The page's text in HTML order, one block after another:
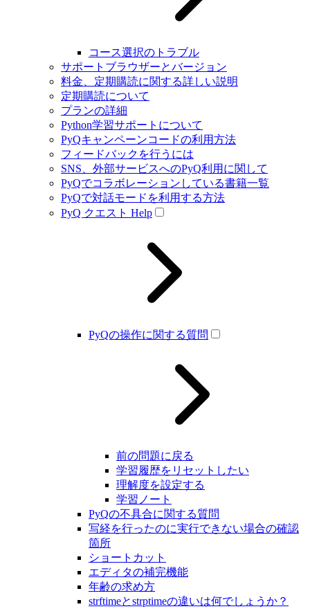
コース選択のトラブル
サポートブラウザーとバージョン
料金、定期購読に関する詳しい説明
定期購読について
プランの詳細
Python学習サポートについて
PyQキャンペーンコードの利用方法
フィードバックを行うには
SNS、外部サービスへのPyQ利用に関して
PyQでコラボレーションしている書籍一覧
PyQで対話モードを利用する方法
PyQ クエスト Help
PyQの操作に関する質問
前の問題に戻る
学習履歴をリセットしたい
理解度を設定する
学習ノート
PyQの不具合に関する質問
写経を行ったのに実行できない場合の確認
箇所
ショートカット
エディタの補完機能
年齢の求め方
strftimeとstrptimeの違いは何でしょうか？